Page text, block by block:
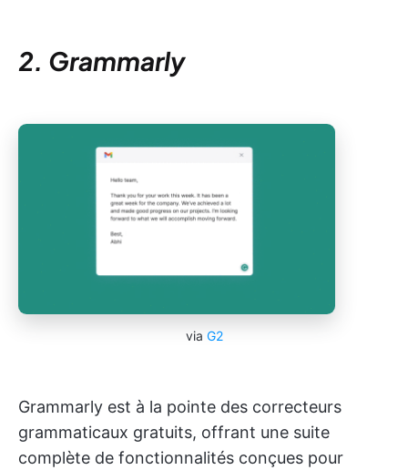
2. Grammarly
via G2
Grammarly est à la pointe des correcteurs
grammaticaux gratuits, offrant une suite
complète de fonctionnalités conçues pour